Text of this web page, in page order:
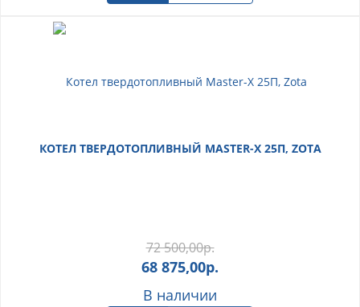
КОТЕЛ ТВЕРДОТОПЛИВНЫЙ MASTER-X 25П, ZOTA
72 500,00р.
68 875,00р.
В наличии